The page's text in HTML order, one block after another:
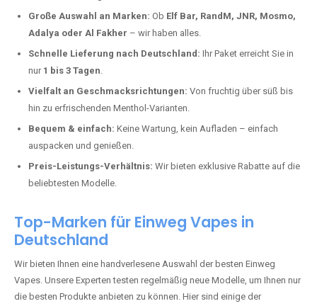
Große Auswahl an Marken: Ob Elf Bar, RandM, JNR, Mosmo,
Adalya oder Al Fakher – wir haben alles.
Schnelle Lieferung nach Deutschland: Ihr Paket erreicht Sie in
nur 1 bis 3 Tagen.
Vielfalt an Geschmacksrichtungen: Von fruchtig über süß bis
hin zu erfrischenden Menthol-Varianten.
Bequem & einfach: Keine Wartung, kein Aufladen – einfach
auspacken und genießen.
Preis-Leistungs-Verhältnis: Wir bieten exklusive Rabatte auf die
beliebtesten Modelle.
Top-Marken für Einweg Vapes in
Deutschland
Wir bieten Ihnen eine handverlesene Auswahl der besten Einweg
Vapes. Unsere Experten testen regelmäßig neue Modelle, um Ihnen nur
die besten Produkte anbieten zu können. Hier sind einige der